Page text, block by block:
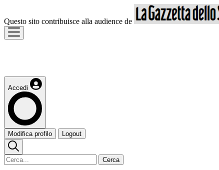
Questo sito contribuisce alla audience de
Accedi
Modifica profilo Logout
Cerca